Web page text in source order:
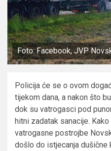
Foto: Facebook, JVP
Policija će se o ovom
tijekom dana, a nakon što
dok su vatrogasci pod
hitni zadatak sanacije.
vatrogasne postrojbe
došlo do istjecanja dušične